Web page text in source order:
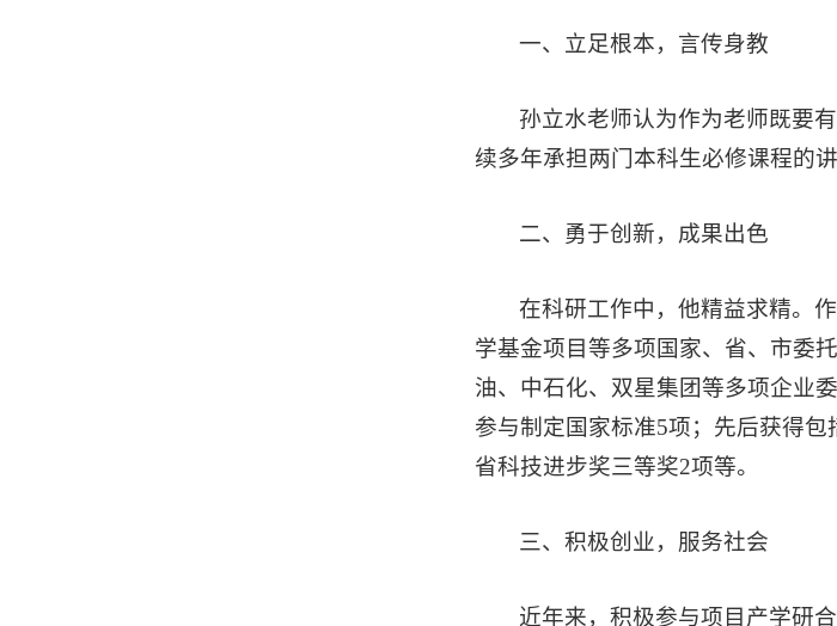
一、立足根本，言传身教
孙立水老师认为作为老师既要
续多年承担两门本科生必修课程的
二、勇于创新，成果出色
在科研工作中，他精益求精。
学基金项目等多项国家、省、市委
油、中石化、双星集团等多项企业
参与制定国家标准5项；先后获得
省科技进步奖三等奖2项等。
三、积极创业，服务社会
近年来，积极参与项目产学研